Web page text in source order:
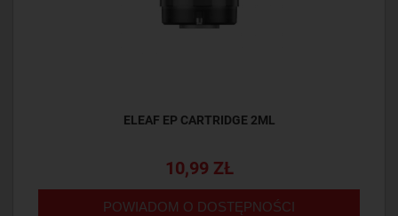
ELEAF EP CARTRIDGE 2ML
10,99 ZŁ
POWIADOM O DOSTĘPNOŚCI